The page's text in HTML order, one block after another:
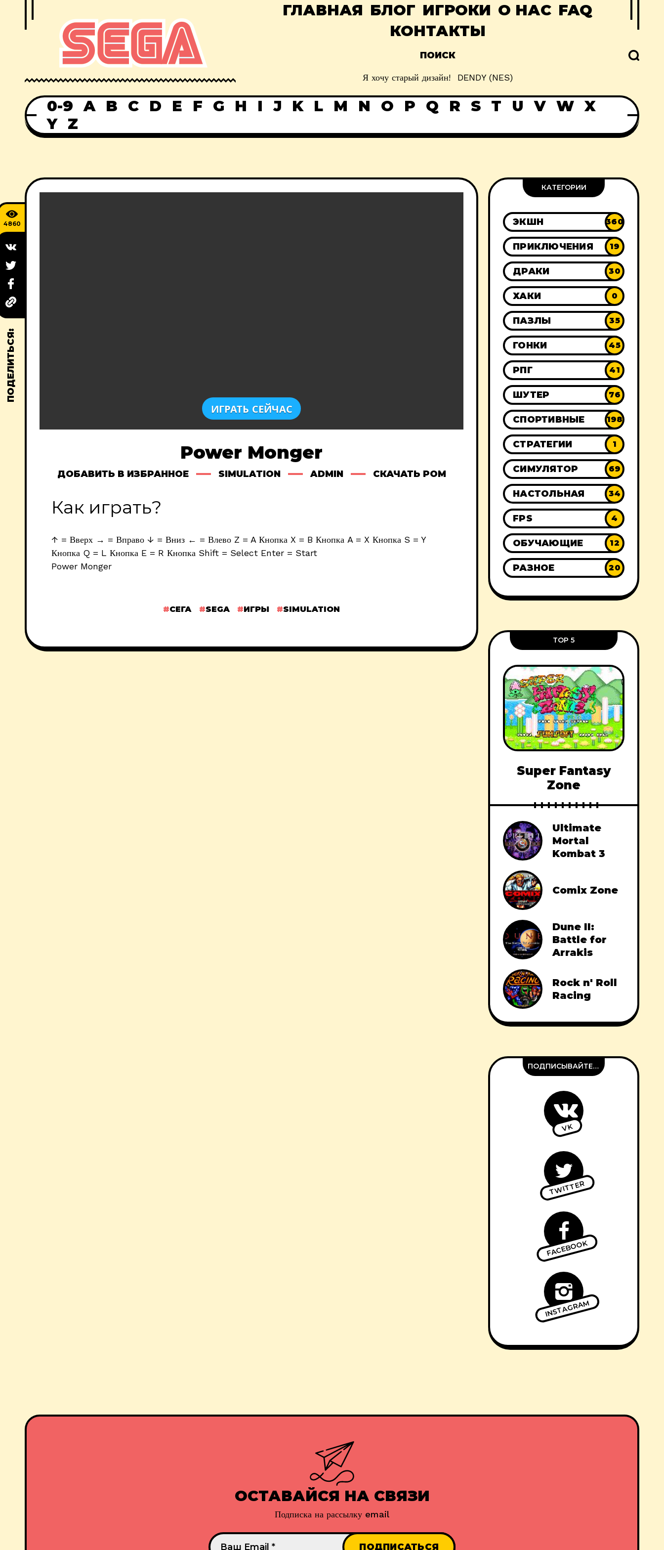
ГЛАВНАЯ БЛОГ ИГРОКИ О НАС FAQ
КОНТАКТЫ
ПОИСК
Я хочу старый дизайн! DENDY (NES)
0-9 A B C D E F G H I J K L M N O P Q R S T U V W X
Y Z
4860
ПОДЕЛИТЬСЯ:
ИГРАТЬ СЕЙЧАС
Power Monger
ДОБАВИТЬ В ИЗБРАННОЕ SIMULATION ADMIN СКАЧАТЬ РОМ
Как играть?
↑ = Вверх → = Вправо ↓ = Вниз ← = Влево Z = A Кнопка X = B Кнопка A = X Кнопка S = Y
Кнопка Q = L Кнопка E = R Кнопка Shift = Select Enter = Start
Power Monger
СЕГА SEGA ИГРЫ SIMULATION
КАТЕГОРИИ
ЭКШН 360
ПРИКЛЮЧЕНИЯ 19
ДРАКИ 30
ХАКИ 0
ПАЗЛЫ 35
ГОНКИ 45
РПГ 41
ШУТЕР 76
СПОРТИВНЫЕ 198
СТРАТЕГИИ 1
СИМУЛЯТОР 69
НАСТОЛЬНАЯ 34
FPS 4
ОБУЧАЮЩИЕ 12
РАЗНОЕ 20
TOP 5
Super Fantasy
Zone
Ultimate
Mortal
Kombat 3
Comix Zone
Dune II:
Battle for
Arrakis
Rock n' Roll
Racing
ПОДПИСЫВАЙТЕСЬ
VK
TWITTER
FACEBOOK
INSTAGRAM
ОСТАВАЙСЯ НА СВЯЗИ
Подписка на рассылку email